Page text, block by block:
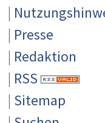
|
| Presse
| Redaktion
| RSS
| Sitemap